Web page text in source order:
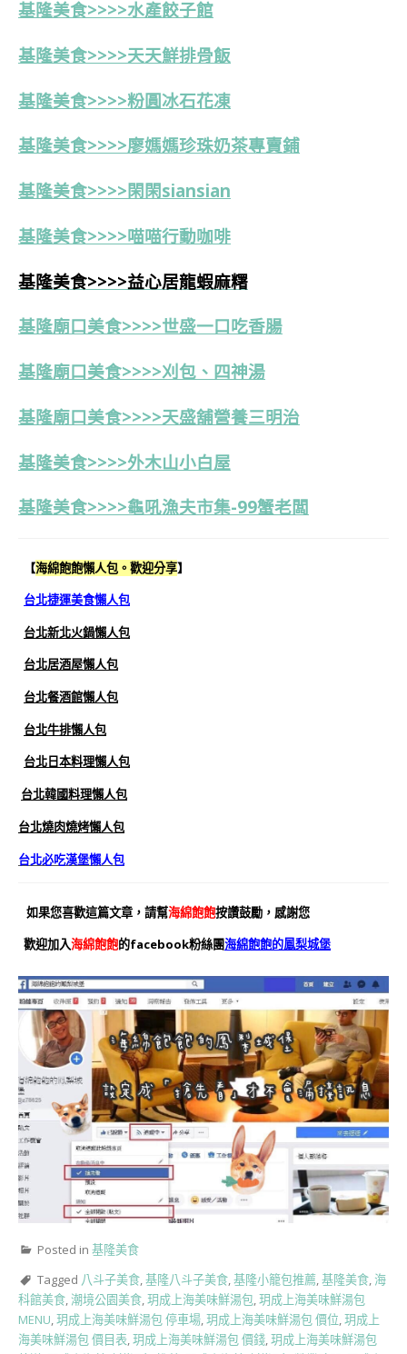
基隆美食>>>>水產餃子館
基隆美食>>>>天天鮮排骨飯
基隆美食>>>>粉圓冰石花凍
基隆美食>>>>廖媽媽珍珠奶茶專賣鋪
基隆美食>>>>閑閑siansian
基隆美食>>>>喵喵行動咖啡
基隆美食>>>>益心居龍蝦麻糬
基隆廟口美食>>>>世盛一口吃香腸
基隆廟口美食>>>>刈包、四神湯
基隆廟口美食>>>>天盛舖營養三明治
基隆美食>>>>外木山小白屋
基隆美食>>>>龜吼漁夫市集-99蟹老闆
【海綿飽飽懶人包。歡迎分享】
台北捷運美食懶人包
台北新北火鍋懶人包
台北居酒屋懶人包
台北餐酒館懶人包
台北牛排懶人包
台北日本料理懶人包
台北韓國料理懶人包
台北燒肉燒烤懶人包
台北必吃漢堡懶人包
如果您喜歡這篇文章，請幫海綿飽飽按讚鼓勵，感謝您
歡迎加入海綿飽飽的facebook粉絲團海綿飽飽的鳳梨城堡
Posted in 基隆美食
Tagged 八斗子美食,基隆八斗子美食,基隆小籠包推薦,基隆美食, 海
科館美食, 潮境公園美食,玥成上海美味鮮湯包,玥成上海美味鮮湯包
MENU,玥成上海美味鮮湯包 停車場,玥成上海美味鮮湯包 價位,玥成上
海美味鮮湯包 價目表,玥成上海美味鮮湯包 價錢,玥成上海美味鮮湯包